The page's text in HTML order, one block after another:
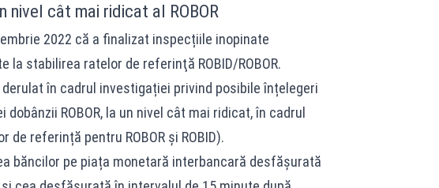
nivel cât mai ridicat al ROBOR
2022 că a finalizat inspecțiile inopinate
stabilirea ratelor de referinţă ROBID/ROBOR.
în cadrul investigației privind posibile înțelegeri
ROBOR, la un nivel cât mai ridicat, în cadrul
referință pentru ROBOR și ROBID).
băncilor pe piața monetară interbancară desfășurată